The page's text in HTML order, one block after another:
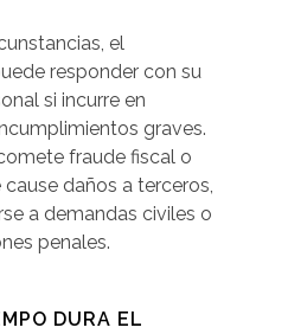
el
responder con su
si incurre en
graves.
fraude fiscal o
daños a terceros,
a demandas civiles o
penales.
DURA EL